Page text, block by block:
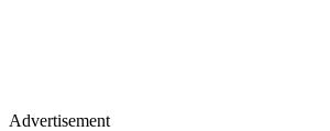
Advertisement